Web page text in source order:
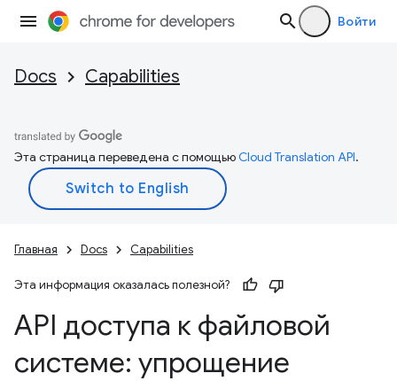
Войти
Docs Capabilities
Эта страница переведена с помощьюCloud Translation API.
Главная Docs Capabilities
Эта информация оказалась полезной?
API доступа к файловой
системе: упрощение